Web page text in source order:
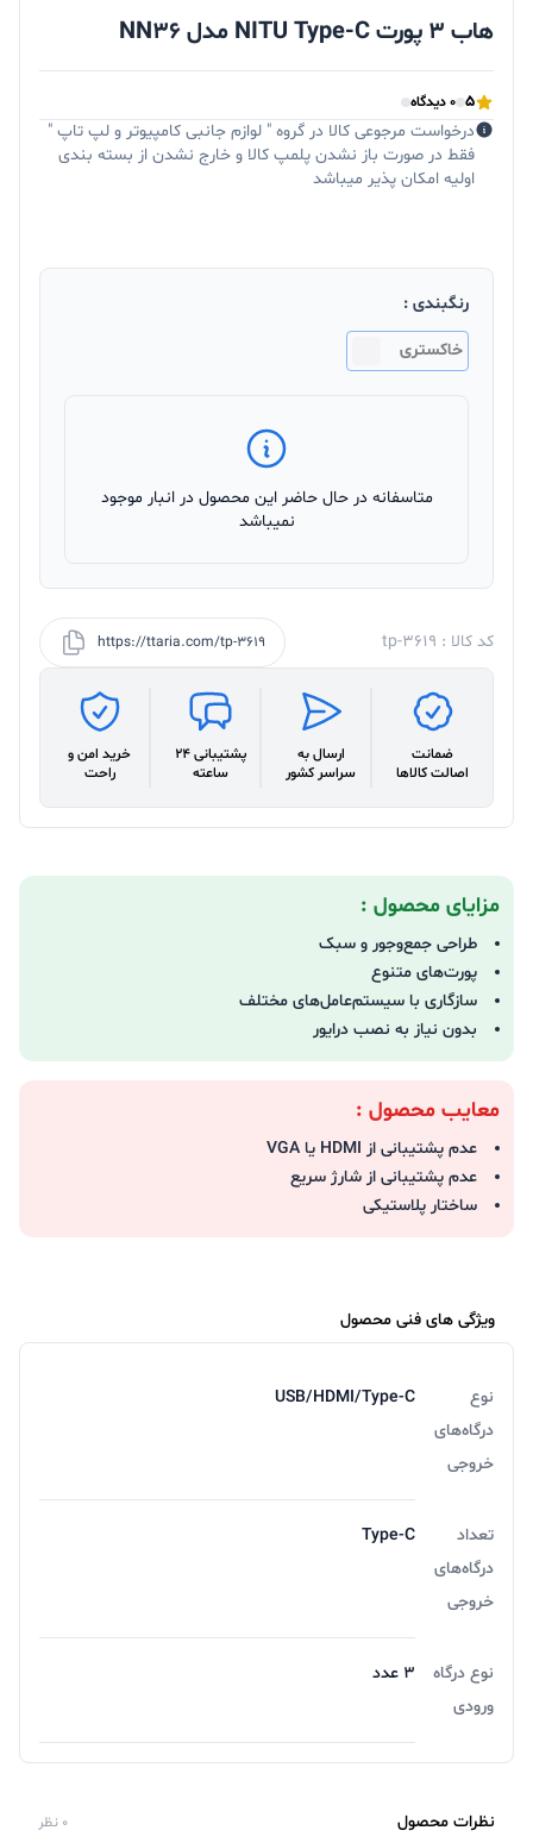
هاب 3 پورت NITU Type-C مدل NN36
5 0 دیدگاه
درخواست مرجوعی کالا در گروه " لوازم جانبی کامپیوتر و لپ تاپ "
فقط در صورت باز نشدن پلمپ کالا و خارج نشدن از بسته بندی
اولیه امکان پذیر میباشد
رنگبندی :
خاکستری
متاسفانه در حال حاضر این محصول در انبار موجود
نمیباشد
کد کالا : tp-3619 https://ttaria.com/tp-3619
ضمانت
اصالت کالاها
ارسال به
سراسر کشور
پشتیبانی 24
ساعته
خرید امن و
راحت
مزایای محصول :
طراحی جمع‌وجور و سبک
پورت‌های متنوع
سازگاری با سیستم‌عامل‌های مختلف
بدون نیاز به نصب درایور
معایب محصول :
عدم پشتیبانی از HDMI یا VGA
عدم پشتیبانی از شارژ سریع
ساختار پلاستیکی
ویژگی های فنی محصول
نوع
درگاه‌های
خروجی
USB/HDMI/Type-C
تعداد
درگاه‌های
خروجی
Type-C
نوع درگاه
ورودی
3 عدد
نظرات محصول 0 نظر